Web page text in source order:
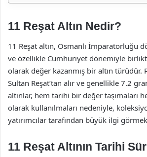
11 Reşat Altın Nedir?
11 Reşat altın, Osmanlı İmparatorluğu
ve özellikle Cumhuriyet dönemiyle
olarak değer kazanmış bir altın türüdür.
Sultan Reşat’tan alır ve genellikle 7.2
altınlar, hem tarihi bir değer taşımaları
olarak kullanılmaları nedeniyle,
yatırımcılar tarafından büyük ilgi
11 Reşat Altının Tarihi